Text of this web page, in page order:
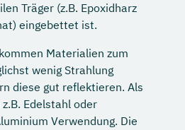
Träger (z.B. Epoxidharz
eingebettet ist.
Materialien zum
wenig Strahlung
diese gut reflektieren. Als
Edelstahl oder
Verwendung. Die